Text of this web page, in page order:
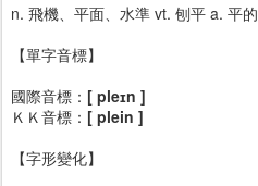
n. 飛機、平面、水準 vt. 刨平 a. 平的
【單字音標】
國際音標： [ pleɪn ]
ＫＫ音標： [ plein ]
【字形變化】